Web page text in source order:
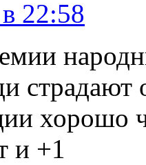
22:58
страдают
хорошо
и +1